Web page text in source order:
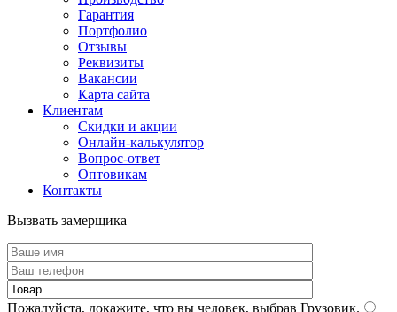
Гарантия
Портфолио
Отзывы
Реквизиты
Вакансии
Карта сайта
Клиентам
Скидки и акции
Онлайн-калькулятор
Вопрос-ответ
Оптовикам
Контакты
Вызвать замерщика
Пожалуйста, докажите, что вы человек, выбрав Грузовик.